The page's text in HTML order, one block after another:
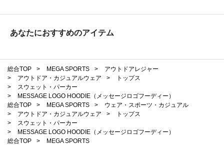
あなたにおすすめのアイテム
総合TOP > MEGA SPORTS >
アウトドアレジャー
>
アウトドア・カジュアルウェア >
トップス
>
スウェット・パーカー
>
MESSAGE LOGO HOODIE（メッセージロゴフーディー）
総合TOP
> MEGA SPORTS >
ウェア・スポーツ・カジュアル
>
アウトドア・カジュアルウェア >
トップス
>
スウェット・パーカー
>
MESSAGE LOGO HOODIE（メッセージロゴフーディー）
総合TOP
>
MEGA SPORTS